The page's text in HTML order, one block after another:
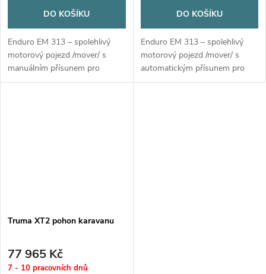
DO KOŠÍKU
Enduro EM 313 – spolehlivý
motorový pojezd /mover/ s
manuálním přísunem pro
karavany do 1 900 kg.
DO KOŠÍKU
Enduro EM 313 – spolehlivý
motorový pojezd /mover/ s
automatickým přísunem pro
karavany do 1 900 kg.
Truma XT2 pohon karavanu
77 965 Kč
7 - 10 pracovních dnů